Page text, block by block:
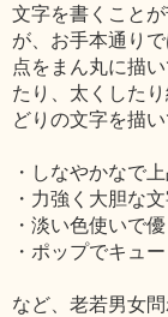
文字を書くこと
が、お手本通り
点をまん丸に描
たり、太くした
どりの文字を描
・しなやかなで
・力強く大胆な
・淡い色使いで
・ポップでキュ
など、老若男女